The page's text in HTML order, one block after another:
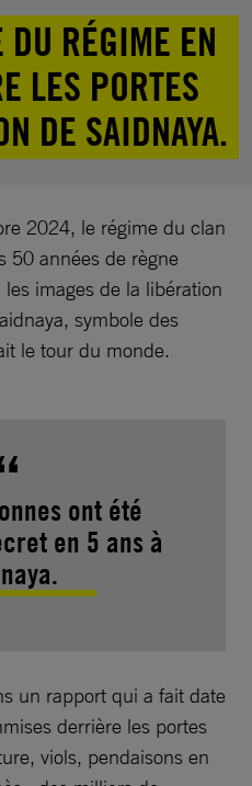
RÉGIME EN
LES PORTES
DE SAIDNAYA.
2024, le régime du clan
50 années de règne
images de la libération
symbole des
le tour du monde.
ont été
en 5 ans à
un rapport qui a fait date
derrière les portes
viols, pendaisons en